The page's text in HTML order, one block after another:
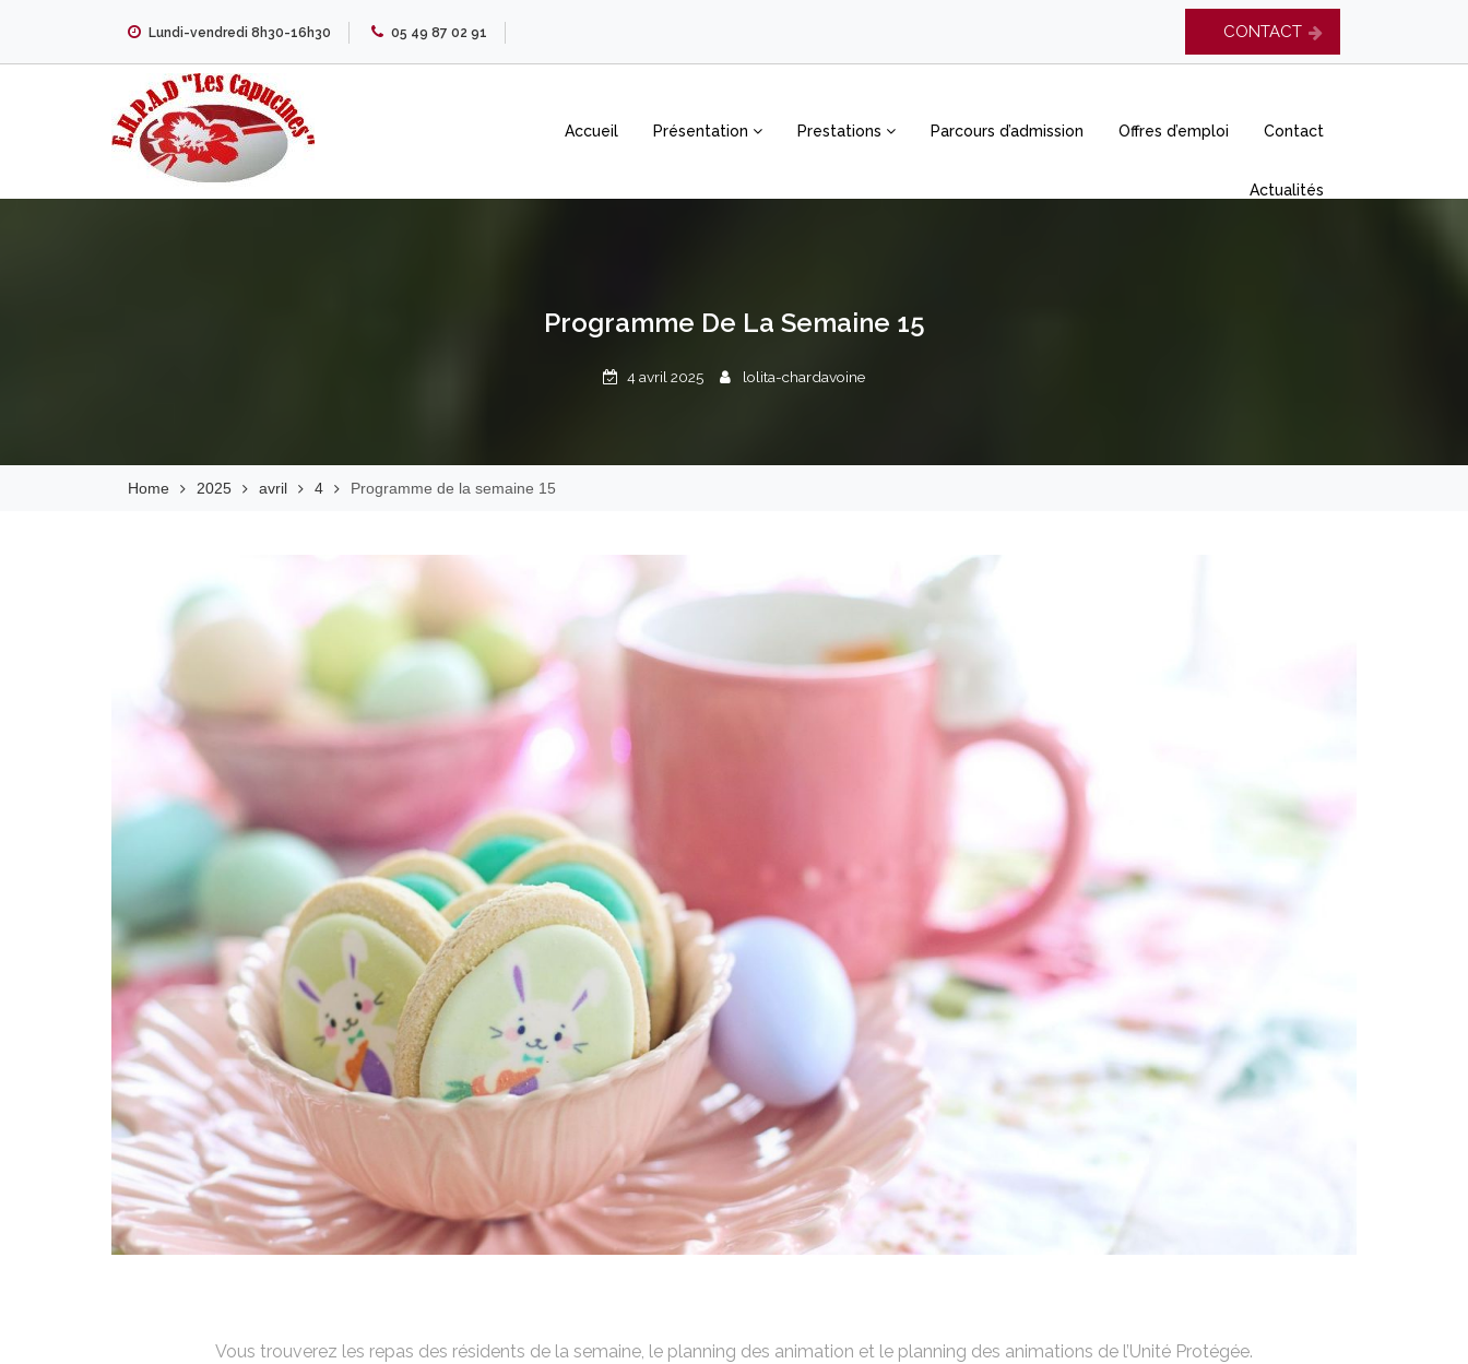
content
Lundi-vendredi 8h30-16h30 05 49 87 02 91 CONTACT
EHPAD Les
Accueil Présentation Prestations Parcours d’admission Offres d’emploi Contact
Actualités
Programme De La Semaine 15
4 avril 2025 lolita-chardavoine
Home 2025 avril 4 Programme de la semaine 15
Vous trouverez les repas des résidents de la semaine, le planning des animation et le planning des animations de l’Unité Protégée.